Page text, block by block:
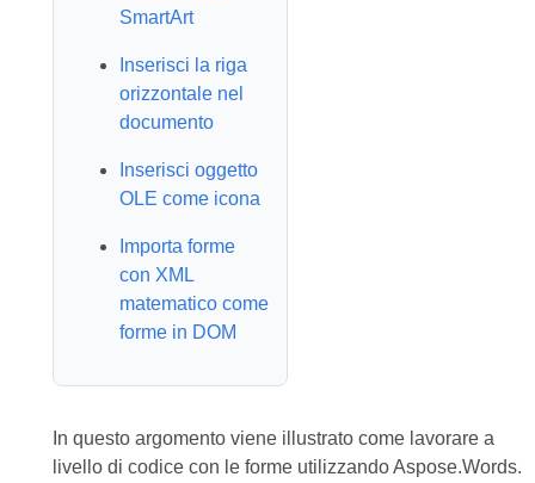
SmartArt
Inserisci la riga
orizzontale nel
documento
Inserisci oggetto
OLE come icona
Importa forme
con XML
matematico come
forme in DOM
In questo argomento viene illustrato come lavorare a
livello di codice con le forme utilizzando Aspose.Words.